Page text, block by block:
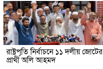
রাষ্ট্রপতি নির্বাচনে ১১ দলীয় জোটের
প্রার্থী অলি আহমদ